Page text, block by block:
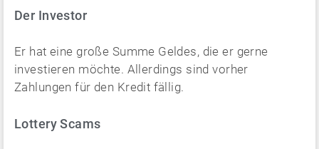
Der Investor
Er hat eine große Summe Geldes, die er gerne
investieren möchte. Allerdings sind vorher
Zahlungen für den Kredit fällig.
Lottery Scams